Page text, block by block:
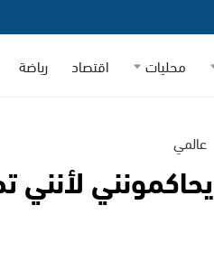
محليات اقتصاد رياضة
عالمي